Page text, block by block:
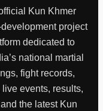
Kun Khmer
project
dedicated to
national martial
fight records,
events, results,
the latest Kun